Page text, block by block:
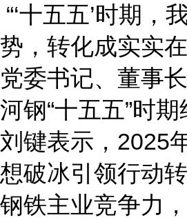
“‘十五五’时期
势，转化成实实
党委书记、董事
河钢“十五五”时
刘键表示，2025
想破冰引领行动
钢铁主业竞争力